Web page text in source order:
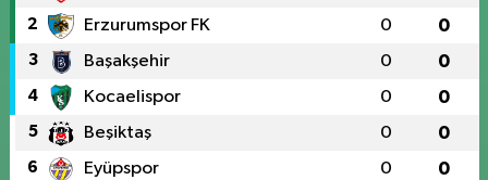
2 Erzurumspor FK 0 0
3 Başakşehir 0 0
4 Kocaelispor 0 0
5 Beşiktaş 0 0
6 Eyüpspor 0 0